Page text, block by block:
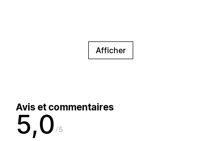
Afficher
Avis et commentaires
5,0 5